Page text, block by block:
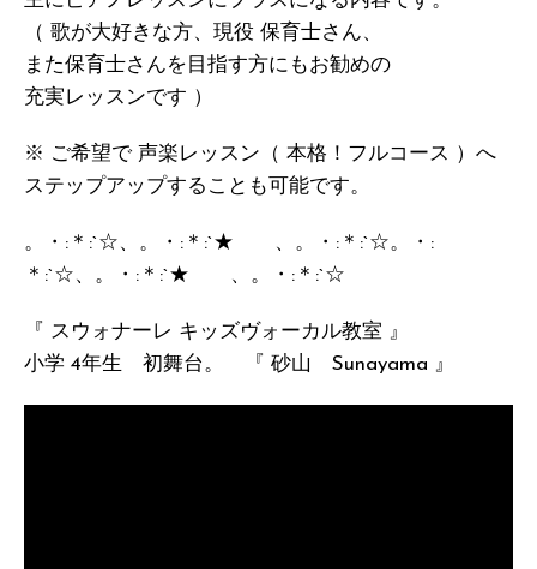
（ 歌が大好きな方、現役 保育士さん、
また保育士さんを目指す方にもお勧めの
充実レッスンです ）
※ ご希望で 声楽レッスン（ 本格！フルコース ）へ
ステップアップすることも可能です。
。・:＊:`☆、。・:＊:`★ 、。・:＊:`☆。・:
＊:`☆、。・:＊:`★ 、。・:＊:`☆
『 スウォナーレ キッズヴォーカル教室 』
小学 4年生 初舞台。 『 砂山 Sunayama 』